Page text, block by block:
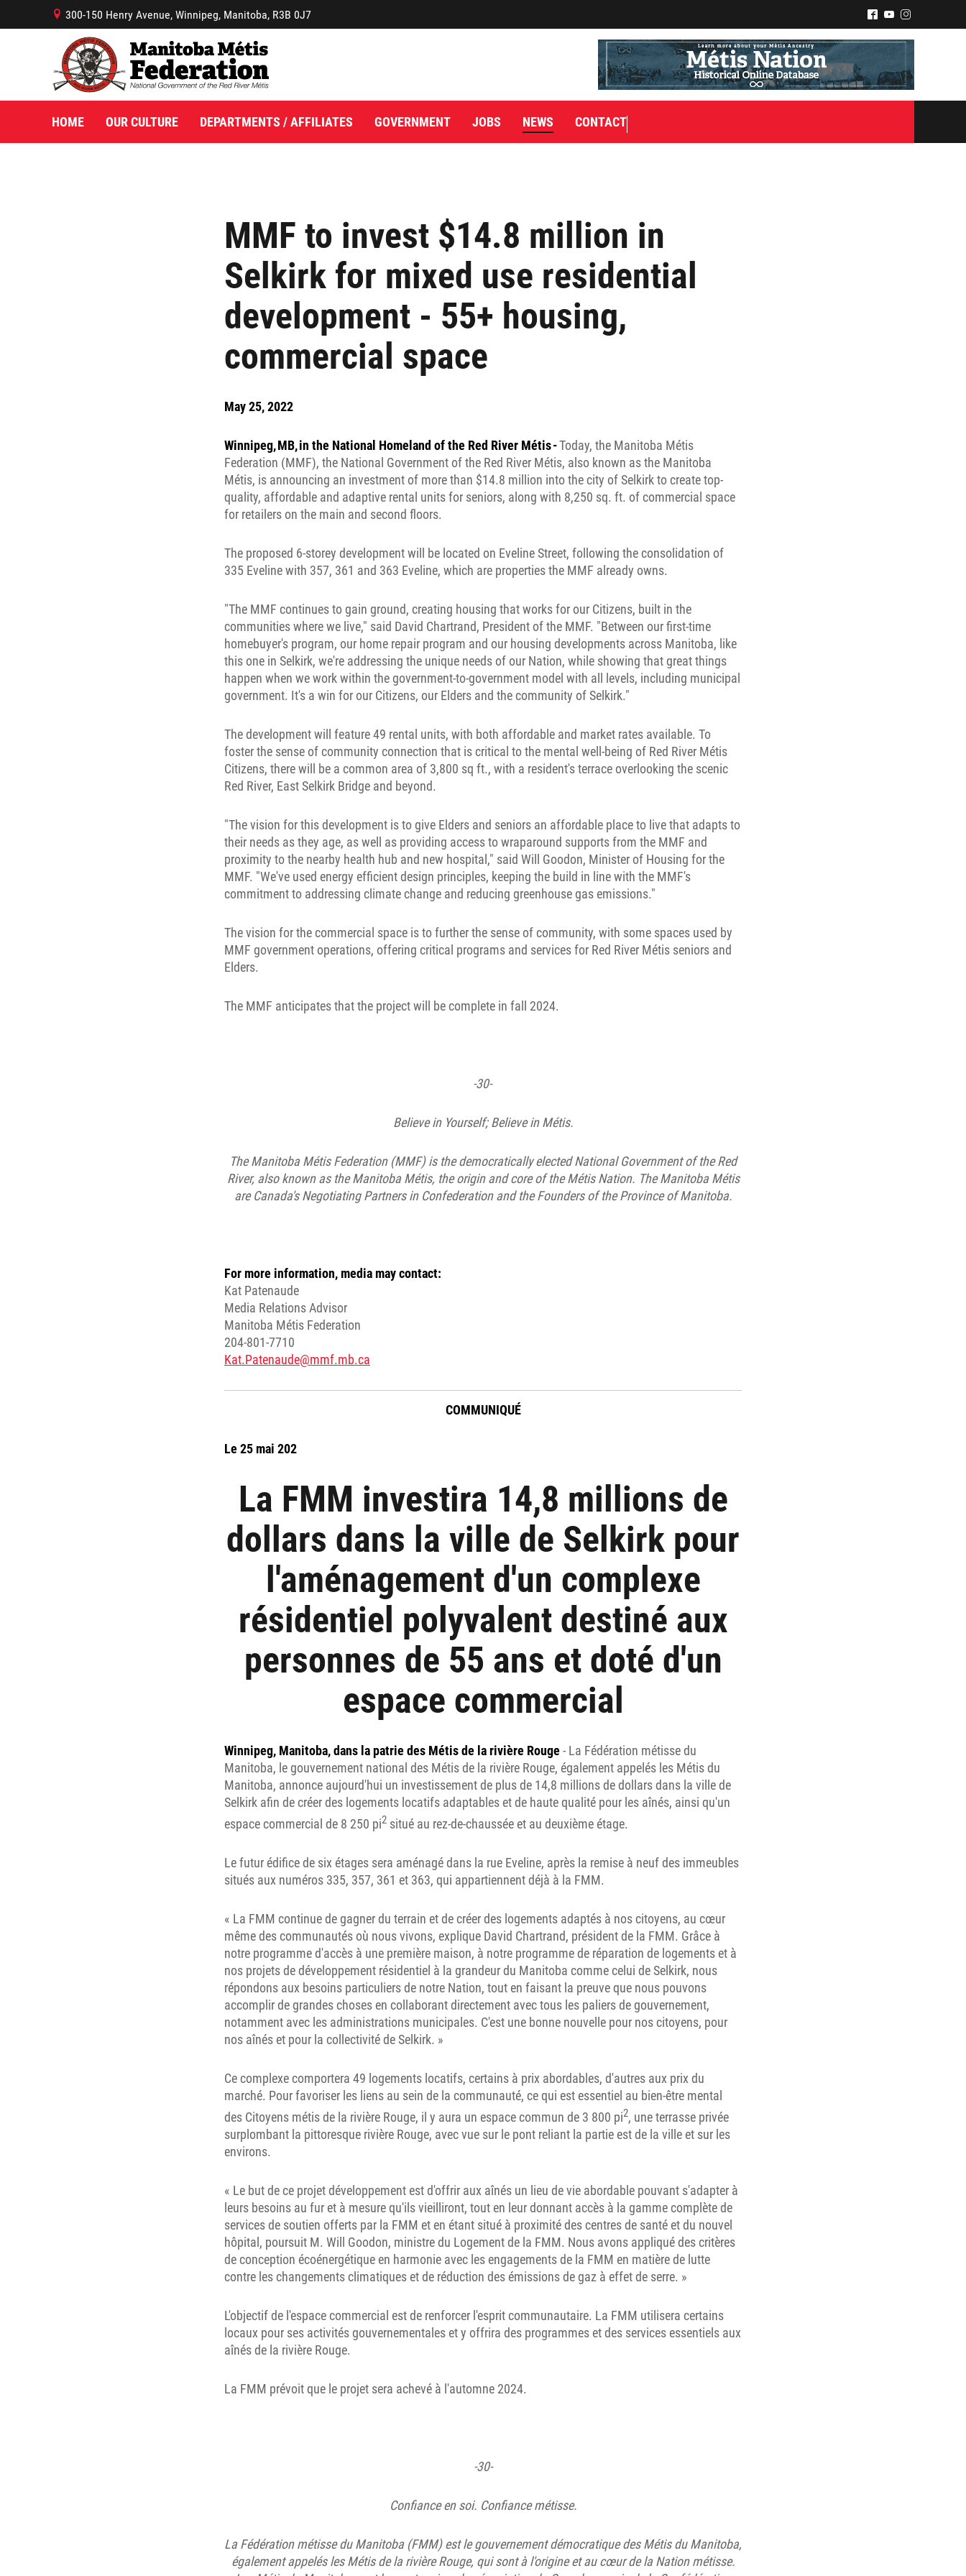
MMF to invest $14.8 million in
Selkirk for mixed use residential
development - 55+ housing,
commercial space
May 25, 2022
Winnipeg, MB, in the National Homeland of the Red River Métis -Today, the Manitoba Métis
Federation (MMF), the National Government of the Red River Métis, also known as the Manitoba
Métis, is announcing an investment of more than $14.8 million into the city of Selkirk to create top-
quality, affordable and adaptive rental units for seniors, along with 8,250 sq. ft. of commercial space
for retailers on the main and second floors.
The proposed 6-storey development will be located on Eveline Street, following the consolidation of
335 Eveline with 357, 361 and 363 Eveline, which are properties the MMF already owns.
"The MMF continues to gain ground, creating housing that works for our Citizens, built in the
communities where we live," said David Chartrand, President of the MMF. "Between our first-time
homebuyer's program, our home repair program and our housing developments across Manitoba, like
this one in Selkirk, we're addressing the unique needs of our Nation, while showing that great things
happen when we work within the government-to-government model with all levels, including municipal
government. It's a win for our Citizens, our Elders and the community of Selkirk."
The development will feature 49 rental units, with both affordable and market rates available. To
foster the sense of community connection that is critical to the mental well-being of Red River Métis
Citizens, there will be a common area of 3,800 sq ft., with a resident's terrace overlooking the scenic
Red River, East Selkirk Bridge and beyond.
"The vision for this development is to give Elders and seniors an affordable place to live that adapts to
their needs as they age, as well as providing access to wraparound supports from the MMF and
proximity to the nearby health hub and new hospital," said Will Goodon, Minister of Housing for the
MMF. "We've used energy efficient design principles, keeping the build in line with the MMF's
commitment to addressing climate change and reducing greenhouse gas emissions."
The vision for the commercial space is to further the sense of community, with some spaces used by
MMF government operations, offering critical programs and services for Red River Métis seniors and
Elders.
The MMF anticipates that the project will be complete in fall 2024.
-30-
Believe in Yourself; Believe in Métis.
The Manitoba Métis Federation (MMF) is the democratically elected National Government of the Red
River, also known as the Manitoba Métis, the origin and core of the Métis Nation. The Manitoba Métis
are Canada's Negotiating Partners in Confederation and the Founders of the Province of Manitoba.
For more information, media may contact:
Kat Patenaude
Media Relations Advisor
Manitoba Métis Federation
204-801-7710
Kat.Patenaude@mmf.mb.ca
COMMUNIQUÉ
Le 25 mai 202
La FMM investira 14,8 millions de
dollars dans la ville de Selkirk pour
l'aménagement d'un complexe
résidentiel polyvalent destiné aux
personnes de 55 ans et doté d'un
espace commercial
Winnipeg, Manitoba, dans la patrie des Métis de la rivière Rouge- La Fédération métisse du
Manitoba, le gouvernement national des Métis de la rivière Rouge, également appelés les Métis du
Manitoba, annonce aujourd'hui un investissement de plus de 14,8 millions de dollars dans la ville de
Selkirk afin de créer des logements locatifs adaptables et de haute qualité pour les aînés, ainsi qu'un
espace commercial de 8 250 pi2 situé au rez-de-chaussée et au deuxième étage.
Le futur édifice de six étages sera aménagé dans la rue Eveline, après la remise à neuf des immeubles
situés aux numéros 335, 357, 361 et 363, qui appartiennent déjà à la FMM.
« La FMM continue de gagner du terrain et de créer des logements adaptés à nos citoyens, au cœur
même des communautés où nous vivons, explique David Chartrand, président de la FMM. Grâce à
notre programme d'accès à une première maison, à notre programme de réparation de logements et à
nos projets de développement résidentiel à la grandeur du Manitoba comme celui de Selkirk, nous
répondons aux besoins particuliers de notre Nation, tout en faisant la preuve que nous pouvons
accomplir de grandes choses en collaborant directement avec tous les paliers de gouvernement,
notamment avec les administrations municipales. C'est une bonne nouvelle pour nos citoyens, pour
nos aînés et pour la collectivité de Selkirk. »
Ce complexe comportera 49 logements locatifs, certains à prix abordables, d'autres aux prix du
marché. Pour favoriser les liens au sein de la communauté, ce qui est essentiel au bien-être mental
des Citoyens métis de la rivière Rouge, il y aura un espace commun de 3 800 pi2, une terrasse privée
surplombant la pittoresque rivière Rouge, avec vue sur le pont reliant la partie est de la ville et sur les
environs.
« Le but de ce projet développement est d'offrir aux aînés un lieu de vie abordable pouvant s'adapter à
leurs besoins au fur et à mesure qu'ils vieilliront, tout en leur donnant accès à la gamme complète de
services de soutien offerts par la FMM et en étant situé à proximité des centres de santé et du nouvel
hôpital, poursuit M. Will Goodon, ministre du Logement de la FMM. Nous avons appliqué des critères
de conception écoénergétique en harmonie avec les engagements de la FMM en matière de lutte
contre les changements climatiques et de réduction des émissions de gaz à effet de serre. »
L'objectif de l'espace commercial est de renforcer l'esprit communautaire. La FMM utilisera certains
locaux pour ses activités gouvernementales et y offrira des programmes et des services essentiels aux
aînés de la rivière Rouge.
La FMM prévoit que le projet sera achevé à l'automne 2024.
-30-
Confiance en soi. Confiance métisse.
La Fédération métisse du Manitoba (FMM) est le gouvernement démocratique des Métis du Manitoba,
également appelés les Métis de la rivière Rouge, qui sont à l'origine et au cœur de la Nation métisse.
B 300-150 Henry Avenue, Winnipeg, Manitoba, R3B 0J7 ^ ( &
HOME OUR CULTURE DEPARTMENTS / AFFILIATES GOVERNMENT JOBS NEWS CONTACT